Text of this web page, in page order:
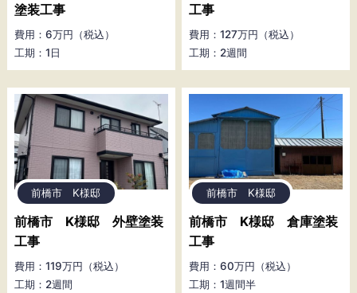
塗装工事
費用：6万円（税込）
工期：1日
工事
費用：127万円（税込）
工期：2週間
前橋市 K様邸
前橋市 K様邸 外壁塗装
工事
費用：119万円（税込）
工期：2週間
前橋市 K様邸
前橋市 K様邸 倉庫塗装
工事
費用：60万円（税込）
工期：1週間半